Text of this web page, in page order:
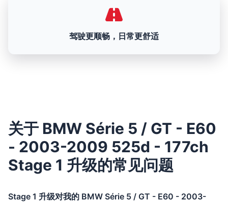
驾驶更顺畅，日常更舒适
关于 BMW Série 5 / GT - E60
- 2003-2009 525d - 177ch
Stage 1 升级的常见问题
Stage 1 升级对我的 BMW Série 5 / GT - E60 - 2003-